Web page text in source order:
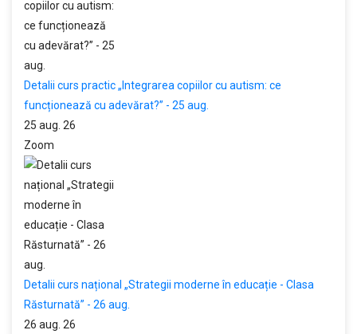
Detalii curs practic „Integrarea copiilor cu autism: ce
funcționează cu adevărat?” - 25 aug.
25 aug. 26
Zoom
Detalii curs național „Strategii moderne în educație - Clasa
Răsturnată” - 26 aug.
26 aug. 26